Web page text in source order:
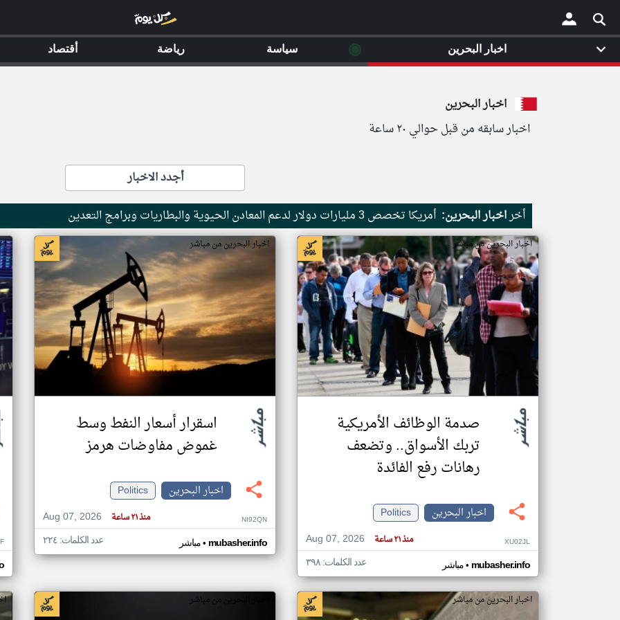
×
اخبار البحرين
اخبار سابقه من قبل حوالي ٢٠ ساعة
أجدد الاخبار
أخراخبار البحرين: أمريكا تخصص 3 مليارات دولار لدعم المعادن الحيوية والبطاريات وبرامج التعدين
اخبار البحرين من مباشر
صدمة الوظائف الأمريكية
تربك الأسواق.. وتضعف
رهانات رفع الفائدة
اخبار البحرين
Politics
Aug 07, 2026
منذ ٢١ ساعة XU02JL
مباشر• mubasher.info عدد الكلمات: ٣٩٨
اخبار البحرين من مباشر
اسقرار أسعار النفط وسط
غموض مفاوضات هرمز
اخبار البحرين
Politics
Aug 07, 2026
منذ ٢١ ساعة NI92QN
مباشر• mubasher.info عدد الكلمات: ٢٢٤
اخبار البحرين من مباشر اخبار البحرين من مباشر
اخبار البحرين ◉ سياسة رياضة أقتصاد